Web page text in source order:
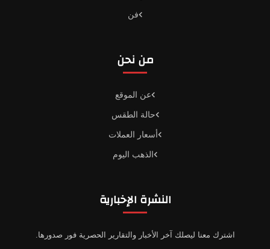
فن
من نحن
عن الموقع
حالة الطقس
أسعار العملات
الذهب اليوم
النشرة الإخبارية
اشترك معنا ليصلك آخر الأخبار والتقارير الحصرية فور صدورها.